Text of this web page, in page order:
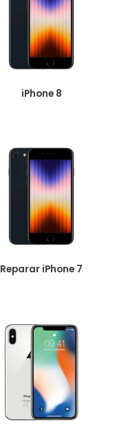
iPhone 8
Reparar iPhone 7